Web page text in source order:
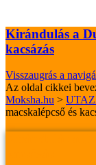
Kirándulás a
kacsázás
Visszaugrás a
Az oldal cikkei
Moksha.hu >
macskalépcső és